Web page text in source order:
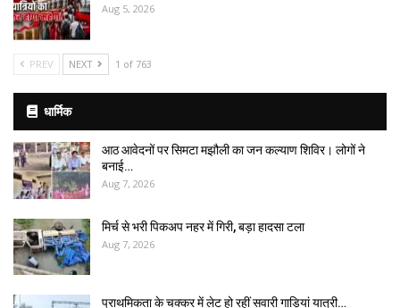
Aug 5, 2026
PREV NEXT 1 of 763
धार्मिक
आठ आवेदनों पर सिमटा मझौली का जन कल्याण शिविर। लोगों ने
बनाई…
Aug 7, 2026
मिर्च से भरी पिकअप नहर में गिरी, बड़ा हादसा टला
Aug 7, 2026
प्राथमिकता के चक्कर में लेट हो रहीं सवारी गाड़ियां यात्री…